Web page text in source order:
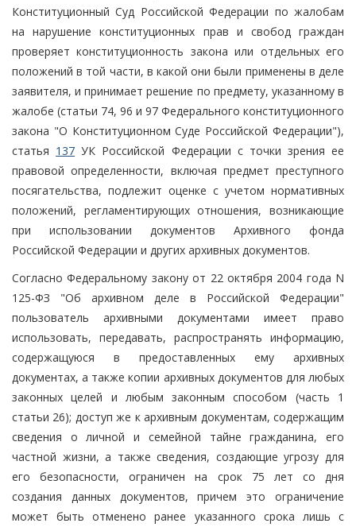
Конституционный Суд Российской Федерации по жалобам
на нарушение конституционных прав и свобод граждан
проверяет конституционность закона или отдельных его
положений в той части, в какой они были применены в деле
заявителя, и принимает решение по предмету, указанному в
жалобе (статьи 74, 96 и 97 Федерального конституционного
закона "О Конституционном Суде Российской Федерации"),
статья 137 УК Российской Федерации с точки зрения ее
правовой определенности, включая предмет преступного
посягательства, подлежит оценке с учетом нормативных
положений, регламентирующих отношения, возникающие
при использовании документов Архивного фонда
Российской Федерации и других архивных документов.
Согласно Федеральному закону от 22 октября 2004 года N
125-ФЗ "Об архивном деле в Российской Федерации"
пользователь архивными документами имеет право
использовать, передавать, распространять информацию,
содержащуюся в предоставленных ему архивных
документах, а также копии архивных документов для любых
законных целей и любым законным способом (часть 1
статьи 26); доступ же к архивным документам, содержащим
сведения о личной и семейной тайне гражданина, его
частной жизни, а также сведения, создающие угрозу для
его безопасности, ограничен на срок 75 лет со дня
создания данных документов, причем это ограничение
может быть отменено ранее указанного срока лишь с